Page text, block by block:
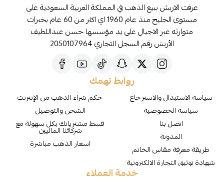
عرفت الاربش ببيع الذهب في المملكة العربية السعودية على
مستوى الخليج منذ عام 1960 اي اكثر من 60 عام بخبرات
متوارثه عبر الاجيال على يد مؤسسها حسن عبداللطيف
الأربش رقم السجل التجاري 2050107964
روابط تهمك
سياسة الاستبدال والاسترجاع
سياسة الخصوصية
اتصل بنا
المدونة
طريقة معرفة مقاس الخاتم
شهادة توثيق التجارة الالكترونية
حكم شراء الذهب من الإنترنت
الشحن والتوصيل
قسط مشترياتك بكل سهولة مع
شركائنا الماليين
اسعار الذهب مباشرة
خدمة العملاء